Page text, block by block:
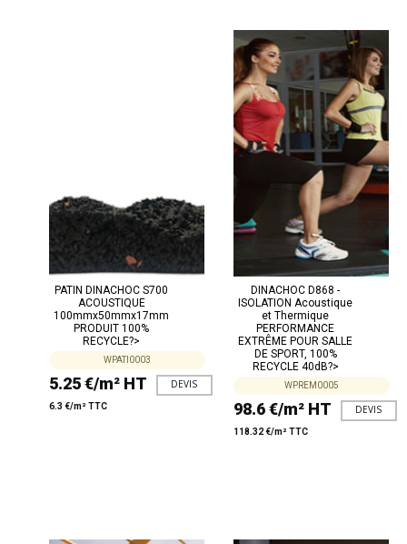
PATIN DINACHOC S700
ACOUSTIQUE
100mmx50mmx17mm
PRODUIT 100%
RECYCLE?>
WPATI0003
5.25 €/m² HT
6.3 €/m² TTC
DEVIS
DINACHOC D868 -
ISOLATION Acoustique
et Thermique
PERFORMANCE
EXTRÊME POUR SALLE
DE SPORT, 100%
RECYCLE 40dB?>
WPREM0005
98.6 €/m² HT
118.32 €/m² TTC
DEVIS